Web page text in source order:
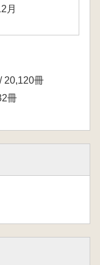
月
20,120冊
冊